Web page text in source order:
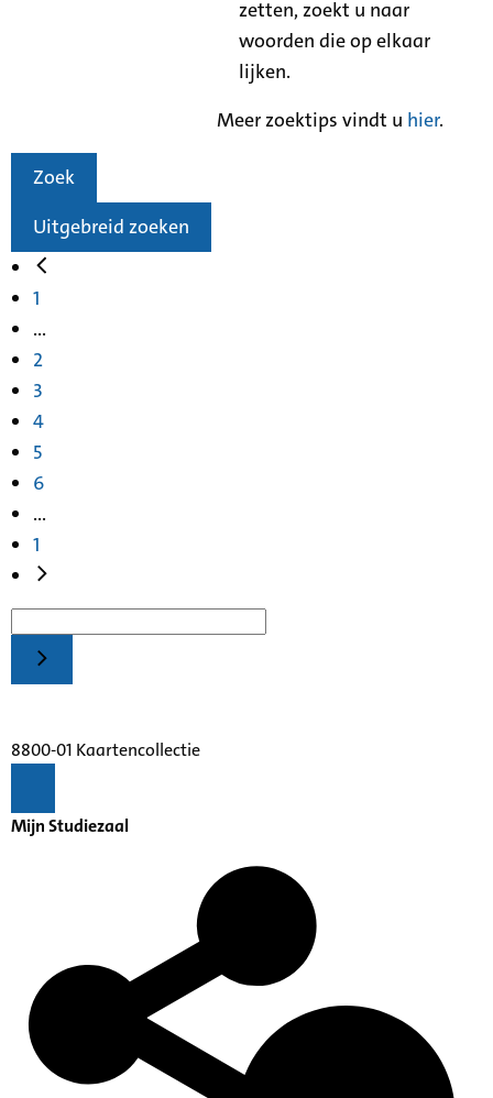
zetten, zoekt u naar
woorden die op elkaar
lijken.
Meer zoektips vindt u hier.
Zoek
Uitgebreid zoeken
1
...
2
3
4
5
6
...
1
8800-01 Kaartencollectie
Mijn Studiezaal